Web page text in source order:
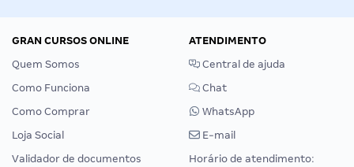
GRAN CURSOS ONLINE
Quem Somos
Como Funciona
Como Comprar
Loja Social
Validador de documentos
ATENDIMENTO
Central de ajuda
Chat
WhatsApp
E-mail
Horário de atendimento: